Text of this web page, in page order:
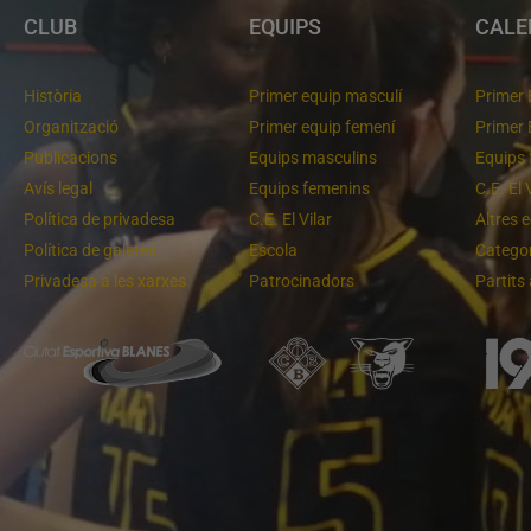
CLUB
Història
Organització
Publicacions
Avís legal
Política de privadesa
Política de galetes
Privadesa a les xarxes
EQUIPS
Primer equip masculí
Primer equip femení
Equips masculins
Equips femenins
C.E. El Vilar
Escola
Patrocinadors
Primer
Primer
Equips
C.E. El
Altres
Partits
Un final rodó Cloenda de temporada